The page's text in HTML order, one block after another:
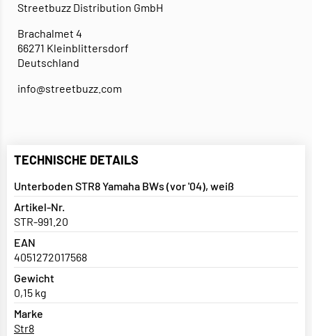
Streetbuzz Distribution GmbH
Brachalmet 4
66271 Kleinblittersdorf
Deutschland
info@streetbuzz.com
TECHNISCHE DETAILS
Unterboden STR8 Yamaha BWs (vor '04), weiß
Artikel-Nr.
STR-991.20
EAN
4051272017568
Gewicht
0,15 kg
Marke
Str8